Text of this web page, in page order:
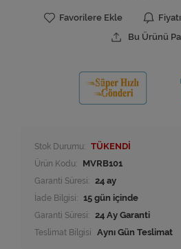
Favorilere Ekle
Bu Ürünü
Stok Durumu: TÜKENDİ
Ürün Kodu: MVRB101
Garanti Süresi: 24 ay
İade Bilgisi:
Garanti Süresi: 24 Ay Garanti
Teslimat Bilgisi Aynı Gün Teslimat